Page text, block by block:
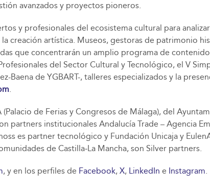
avanzados y proyectos pioneros.
y profesionales del ecosistema cultural para
creación artística. Museos, gestoras de patrimonio
que concentrarán un amplio programa de
del Sector Cultural y Tecnológico, el V
Baena de YGBART-, talleres especializados y la
.
de Ferias y Congresos de Málaga), del
partners institucionales Andalucía Trade – Agencia
es partner tecnológico y Fundación Unicaja y
de Castilla‑La Mancha, son Silver partners.
, y en los perfiles de Facebook, X, LinkedIn e Instagram.